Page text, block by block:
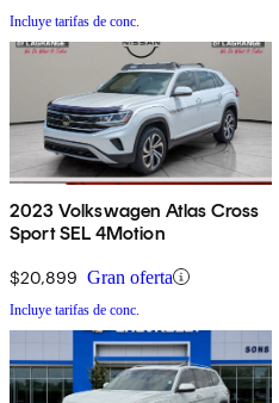
Incluye tarifas de conc.
2023 Volkswagen Atlas Cross
Sport SEL 4Motion
$20,899 Gran oferta
Incluye tarifas de conc.